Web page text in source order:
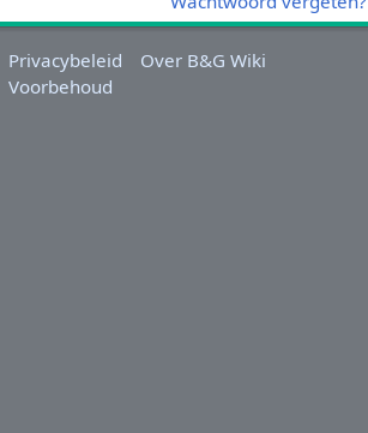
Privacybeleid
Over B&G Wiki
Voorbehoud